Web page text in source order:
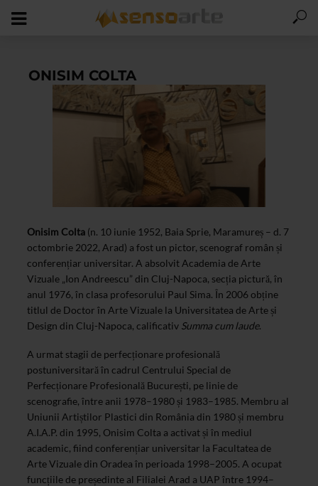
ONISIM COLTA
Onisim Colta (n. 10 iunie 1952, Baia Sprie, Maramureș – d. 7
octombrie 2022, Arad) a fost un pictor, scenograf român și
conferențiar universitar. A absolvit Academia de Arte
Vizuale „Ion Andreescu” din Cluj-Napoca, secția pictură, în
anul 1976, în clasa profesorului Paul Sima. În 2006 obține
titlul de Doctor în Arte Vizuale la Universitatea de Arte și
Design din Cluj-Napoca, calificativ Summa cum laude.
A urmat stagii de perfecționare profesională
postuniversitară în cadrul Centrului Special de
Perfecționare Profesională București, pe linie de
scenografie, între anii 1978–1980 și 1983–1985. Membru al
Uniunii Artiștilor Plastici din România din 1980 și membru
A.I.A.P. din 1995, Onisim Colta a activat și în mediul
academic, fiind conferențiar universitar la Facultatea de
Arte Vizuale din Oradea în perioada 1998–2005. A ocupat
funcțiile de președinte al Filialei Arad a UAP între 1994–